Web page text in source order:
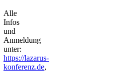
Alle
Infos
und
Anmeldung
unter:
https://lazarus-
konferenz.de,